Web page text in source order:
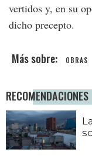
vertidos y, en su
dicho precepto.
OBRAS
RECOMENDACIONES